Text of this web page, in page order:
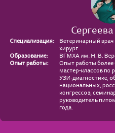
Специализация:
Ветеринарный врач
хирург.
Образование:
ВГМХА им. Н. В.
Опыт работы:
Опыт работы более
мастер-классов по
УЗИ-диагностике,
национальных,
конгрессов,
руководитель
года.